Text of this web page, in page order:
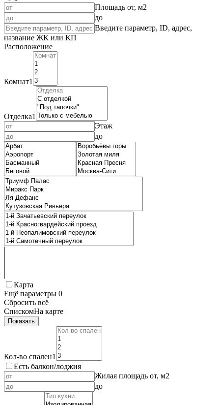
Площадь от, м2
до
Введите параметр, ID, адрес,
название ЖК или КП
Расположение
Комнат1
Отделка1
Этаж
до
Карта
Ещё параметры 0
Сбросить всё
СпискомНа карте
Показать
Кол-во спален1
Есть балкон/лоджия
Жилая площадь от, м2
до